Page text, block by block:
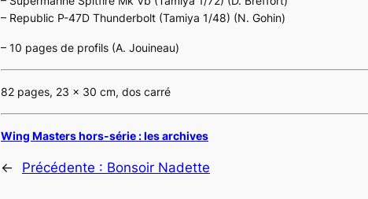
– Republic P-47D Thunderbolt (Tamiya 1/48) (N. Gohin)
– 10 pages de profils (A. Jouineau)
82 pages, 23 x 30 cm, dos carré
Wing Masters hors-série : les archives
← Précédente : Bonsoir Nadette